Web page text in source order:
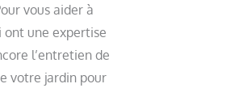
vous aider à
ont une expertise
l’entretien de
votre jardin pour